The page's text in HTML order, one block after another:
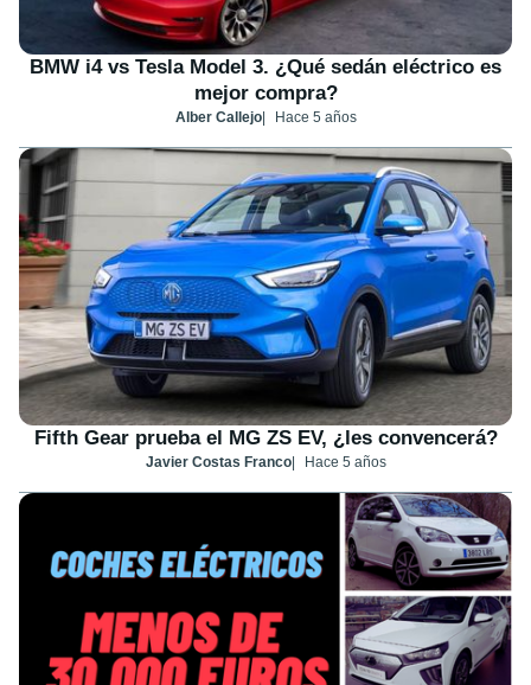
BMW i4 vs Tesla Model 3. ¿Qué sedán eléctrico es
mejor compra?
Alber Callejo Hace 5 años
Fifth Gear prueba el MG ZS EV, ¿les convencerá?
Javier Costas Franco Hace 5 años